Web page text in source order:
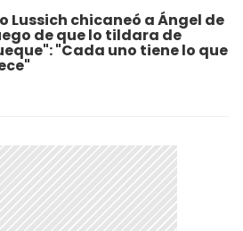
Lussich chicaneó a Ángel de
de que lo tildara de
"Cada uno tiene lo que